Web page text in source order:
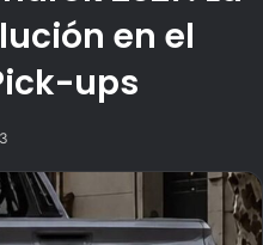
en el
ups